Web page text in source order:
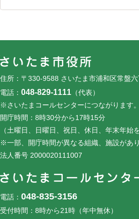
住所：〒330-9588 さいたま市浦和区常盤
電話： 048-829-1111 （代表）
※さいたまコールセンターにつながります。
開庁時間：8時30分から17時15分
（土曜日、日曜日、祝日、休日、年末年始
※一部、開庁時間が異なる組織、施設があり
法人番号 2000020111007
電話： 048-835-3156
受付時間：8時から21時（年中無休）